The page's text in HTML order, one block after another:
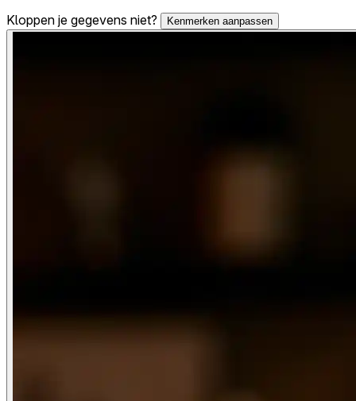
Kloppen je gegevens niet?
Kenmerken aanpassen